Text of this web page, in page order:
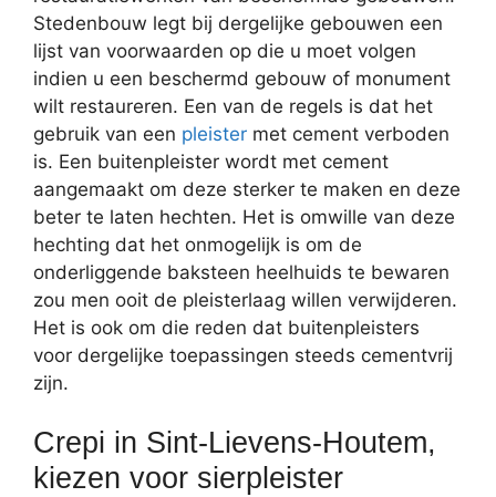
Stedenbouw legt bij dergelijke gebouwen een
lijst van voorwaarden op die u moet volgen
indien u een beschermd gebouw of monument
wilt restaureren. Een van de regels is dat het
gebruik van een pleister met cement verboden
is. Een buitenpleister wordt met cement
aangemaakt om deze sterker te maken en deze
beter te laten hechten. Het is omwille van deze
hechting dat het onmogelijk is om de
onderliggende baksteen heelhuids te bewaren
zou men ooit de pleisterlaag willen verwijderen.
Het is ook om die reden dat buitenpleisters
voor dergelijke toepassingen steeds cementvrij
zijn.
Crepi in Sint-Lievens-Houtem,
kiezen voor sierpleister